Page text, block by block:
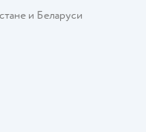
и Беларуси